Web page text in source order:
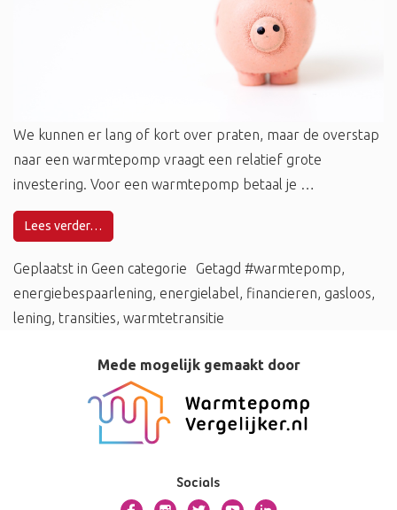
We kunnen er lang of kort over praten, maar de overstap
naar een warmtepomp vraagt een relatief grote
investering. Voor een warmtepomp betaal je …
Lees verder…
Geplaatst in Geen categorie Getagd #warmtepomp,
energiebespaarlening, energielabel, financieren, gasloos,
lening, transities, warmtetransitie
Mede mogelijk gemaakt door
Socials